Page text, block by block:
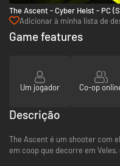
The Ascent - Cyber Heist - PC
Adicionar à minha lista de
Game features
Um jogador Co-op
Descrição
The Ascent é um shooter com
em coop que decorre em